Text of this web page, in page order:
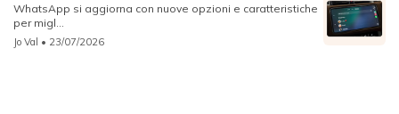
WhatsApp si aggiorna con nuove opzioni e caratteristiche
per migl...
Jo Val • 23/07/2026